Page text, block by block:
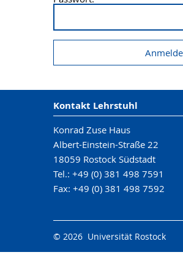
Kontakt Lehrstuhl
Konrad Zuse Haus
Albert-Einstein-Straße 22
18059 Rostock Südstadt
Tel.: +49 (0) 381 498 7591
Fax: +49 (0) 381 498 7592
© 2026 Universität Rostock